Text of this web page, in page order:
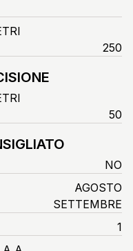
250
50
NO
AGOSTO
SETTEMBRE
1